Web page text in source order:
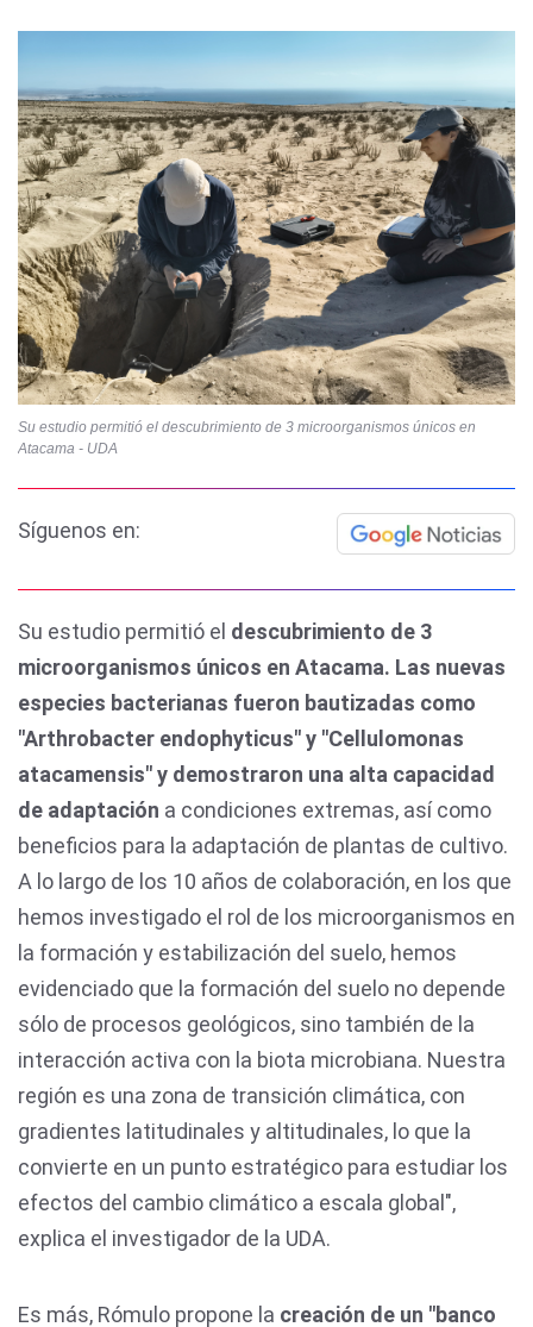
Su estudio permitió el descubrimiento de 3 microorganismos únicos en
Atacama - UDA
Síguenos en:
Su estudio permitió el descubrimiento de 3
microorganismos únicos en Atacama. Las nuevas
especies bacterianas fueron bautizadas como
"Arthrobacter endophyticus" y "Cellulomonas
atacamensis" y demostraron una alta capacidad
de adaptación a condiciones extremas, así como
beneficios para la adaptación de plantas de cultivo.
A lo largo de los 10 años de colaboración, en los que
hemos investigado el rol de los microorganismos en
la formación y estabilización del suelo, hemos
evidenciado que la formación del suelo no depende
sólo de procesos geológicos, sino también de la
interacción activa con la biota microbiana. Nuestra
región es una zona de transición climática, con
gradientes latitudinales y altitudinales, lo que la
convierte en un punto estratégico para estudiar los
efectos del cambio climático a escala global",
explica el investigador de la UDA.
Es más, Rómulo propone la creación de un "banco